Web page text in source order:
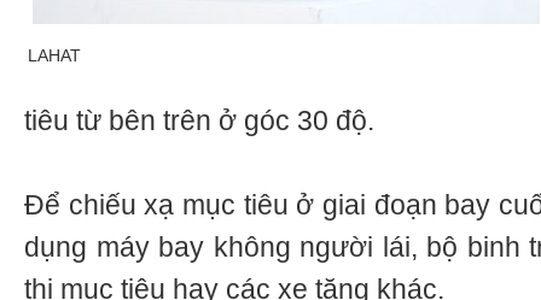
LAHAT
tiêu từ bên trên ở góc 30 độ.
Để chiếu xạ mục tiêu ở giai đoạn bay
dụng máy bay không người lái, bộ binh
thị mục tiêu hay các xe tăng khác.